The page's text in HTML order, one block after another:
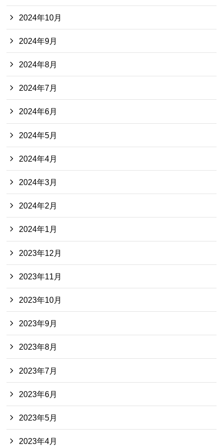
2024年10月
2024年9月
2024年8月
2024年7月
2024年6月
2024年5月
2024年4月
2024年3月
2024年2月
2024年1月
2023年12月
2023年11月
2023年10月
2023年9月
2023年8月
2023年7月
2023年6月
2023年5月
2023年4月